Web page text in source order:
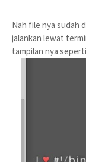
Nah file nya sudah
jalankan lewat
tampilan nya